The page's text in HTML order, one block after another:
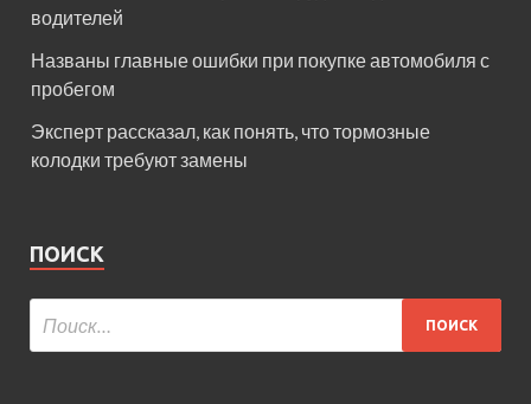
водителей
Названы главные ошибки при покупке автомобиля с
пробегом
Эксперт рассказал, как понять, что тормозные
колодки требуют замены
ПОИСК